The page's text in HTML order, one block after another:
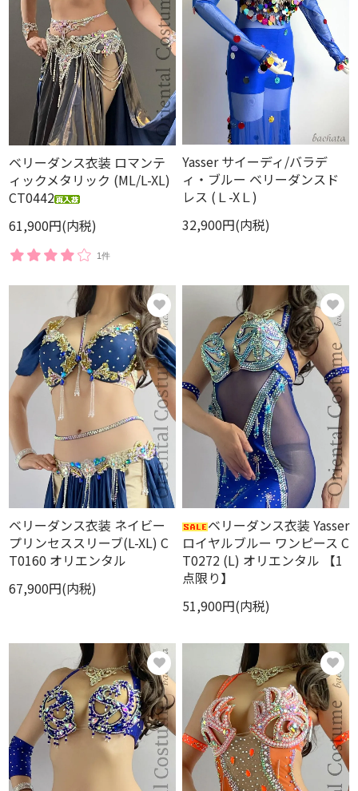
ベリーダンス衣装 ロマンテ
ィックメタリック (ML/L-XL)
CT0442
61,900円(内税)
1件
Yasser サイーディ/バラデ
ィ・ブルー ベリーダンスド
レス (Ｌ-XＬ)
32,900円(内税)
ベリーダンス衣装 ネイビー
プリンセススリーブ(L-XL) C
T0160 オリエンタル
67,900円(内税)
ベリーダンス衣装 Yasser
ロイヤルブルー ワンピース C
T0272 (L) オリエンタル 【1
点限り】
51,900円(内税)